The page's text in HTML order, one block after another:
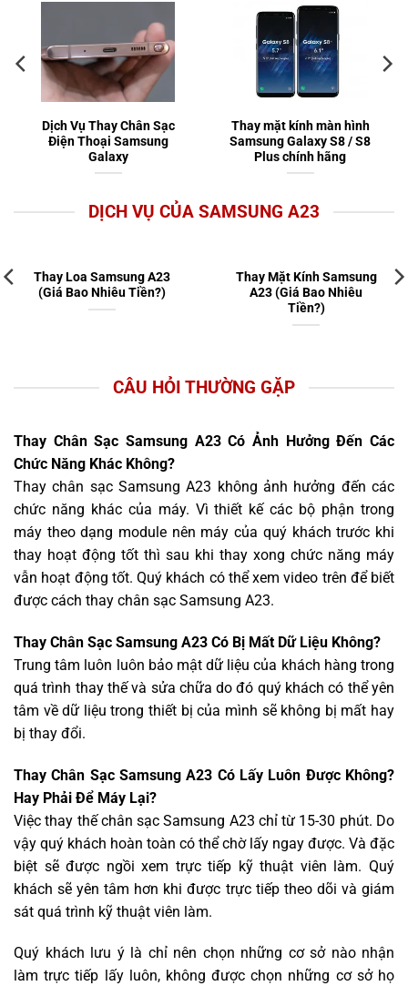
Dịch Vụ Thay Chân Sạc
Điện Thoại Samsung
Galaxy
Thay mặt kính màn hình
Samsung Galaxy S8 / S8
Plus chính hãng
DỊCH VỤ CỦA SAMSUNG A23
Thay Loa Samsung A23
(Giá Bao Nhiêu Tiền?)
Thay Mặt Kính Samsung
A23 (Giá Bao Nhiêu
Tiền?)
CÂU HỎI THƯỜNG GẶP
Thay Chân Sạc Samsung A23 Có Ảnh Hưởng Đến Các
Chức Năng Khác Không?
Thay chân sạc Samsung A23 không ảnh hưởng đến các
chức năng khác của máy. Vì thiết kế các bộ phận trong
máy theo dạng module nên máy của quý khách trước khi
thay hoạt động tốt thì sau khi thay xong chức năng máy
vẫn hoạt động tốt. Quý khách có thể xem video trên để biết
được cách thay chân sạc Samsung A23.
Thay Chân Sạc Samsung A23 Có Bị Mất Dữ Liệu Không?
Trung tâm luôn luôn bảo mật dữ liệu của khách hàng trong
quá trình thay thế và sửa chữa do đó quý khách có thể yên
tâm về dữ liệu trong thiết bị của mình sẽ không bị mất hay
bị thay đổi.
Thay Chân Sạc Samsung A23 Có Lấy Luôn Được Không?
Hay Phải Để Máy Lại?
Việc thay thế chân sạc Samsung A23 chỉ từ 15-30 phút. Do
vậy quý khách hoàn toàn có thể chờ lấy ngay được. Và đặc
biệt sẽ được ngồi xem trực tiếp kỹ thuật viên làm. Quý
khách sẽ yên tâm hơn khi được trực tiếp theo dõi và giám
sát quá trình kỹ thuật viên làm.
Quý khách lưu ý là chỉ nên chọn những cơ sở nào nhận
làm trực tiếp lấy luôn, không được chọn những cơ sở họ